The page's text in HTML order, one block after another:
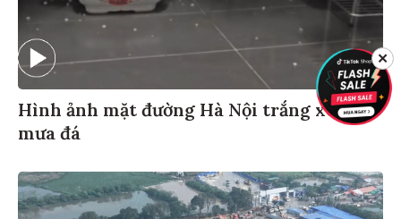
Hình ảnh mặt đường Hà Nội trắng xoá vì
mưa đá
✕